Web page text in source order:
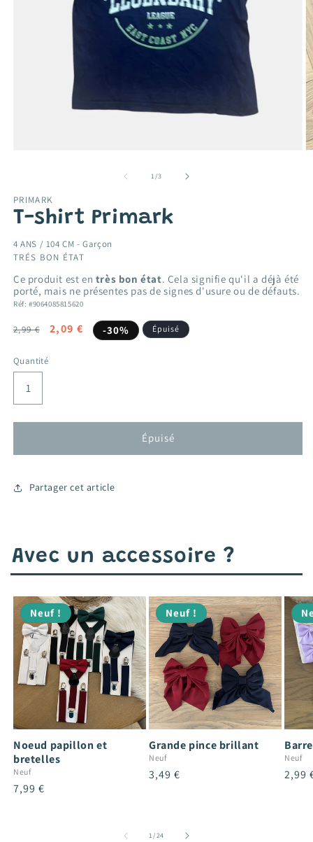
dans
fenêtre
modale
1/de
3
PRIMARK
T-shirt Primark
4 ANS / 104 CM -Garçon
TRÉS BON ÉTAT
Ce produit est en très bon état. Cela signifie qu'il a déjà été
porté, mais ne présentes pas de signes d'usure ou de défauts.
Réf: #9064085815620
Prix
2,99 €
Prix
2,09 € -30% Épuisé
Quantité
Épuisé
Partager cet article
Avec un accessoire ?
Neuf !
Noeud papillon et
bretelles
Neuf
Prix
7,99 €
Neuf !
Grande pince brillant
Neuf
Prix
3,49 €
Neuf
Prix
2,99
1/de
24